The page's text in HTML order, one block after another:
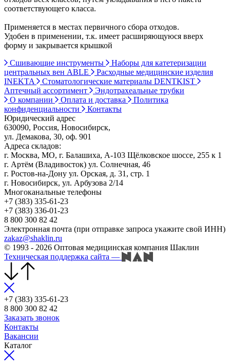
соответствующего класса.
Применяется в местах первичного сбора отходов.
Удобен в применении, т.к. имеет расширяющуюся вверх
форму и закрывается крышкой
Сшивающие инструменты
Наборы для катетеризации
центральных вен ABLE
Расходные медицинские изделия
INEKTA
Стоматологические материалы DENTKIST
Аптечный ассортимент
Эндотрахеальные трубки
О компании
Оплата и доставка
Политика
конфиденциальности
Контакты
Юридический адрес
630090, Россия, Новосибирск,
ул. Демакова, 30, оф. 901
Адреса складов:
г. Москва, МО, г. Балашиха, А-103 Щёлковское шоссе, 255 к 1
г. Артём (Владивосток) ул. Солнечная, 46
г. Ростов-на-Дону ул. Орская, д. 31, стр. 1
г. Новосибирск, ул. Арбузова 2/14
Многоканальные телефоны
+7 (383) 335-61-23
+7 (383) 336-01-23
8 800 300 82 42
Электронная почта (при отправке запроса укажите свой ИНН)
zakaz@shaklin.ru
© 1993 - 2026 Оптовая медицинская компания Шаклин
Техническая поддержка сайта —
+7 (383) 335-61-23
8 800 300 82 42
Заказать звонок
Контакты
Вакансии
Каталог